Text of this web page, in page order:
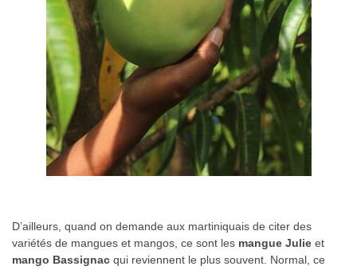
D’ailleurs, quand on demande aux martiniquais de citer des
variétés de mangues et mangos, ce sont les mangue Julie et
mango Bassignac qui reviennent le plus souvent. Normal, ce